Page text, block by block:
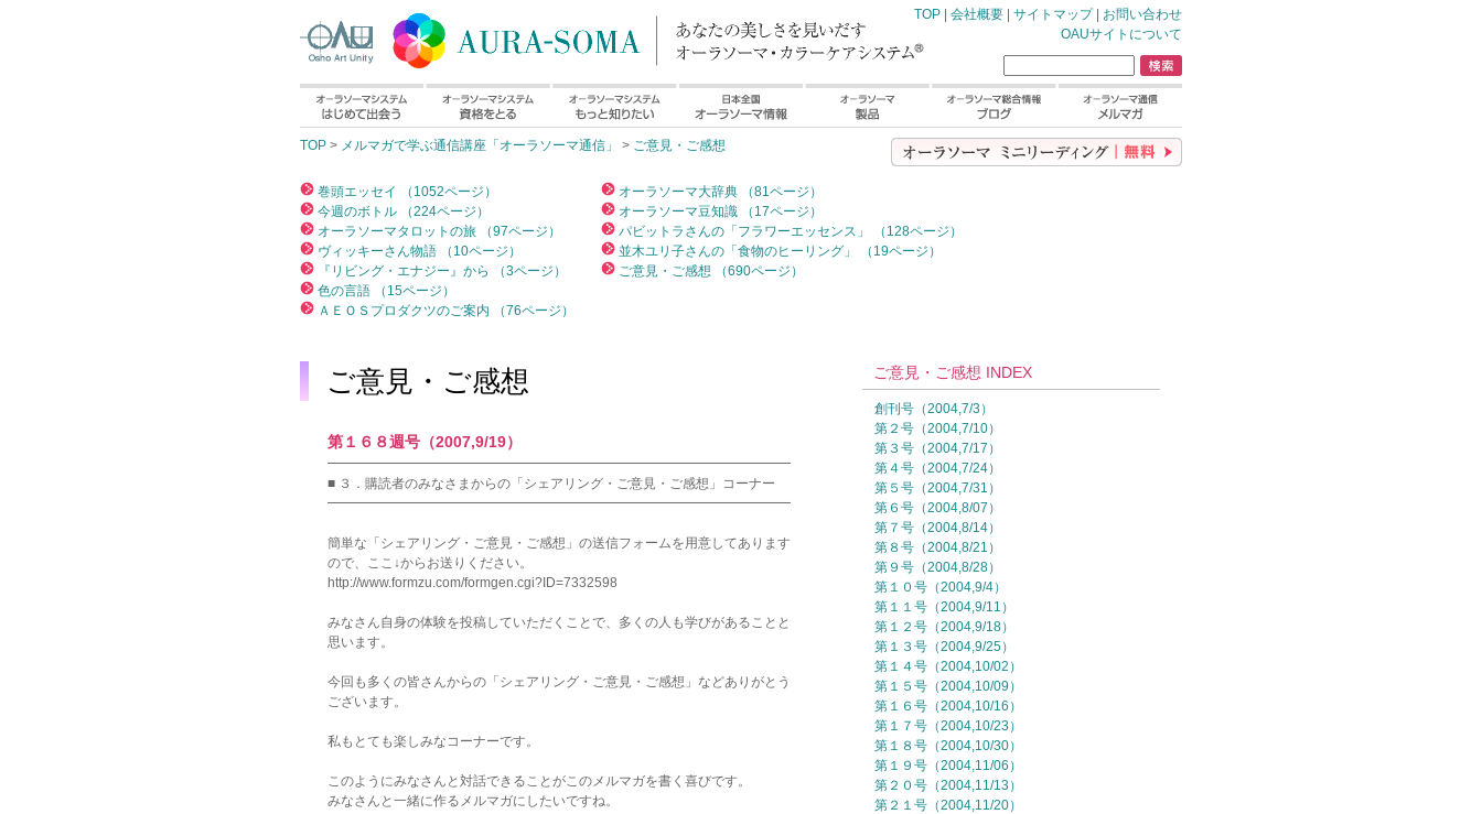
TOP | 会社概要 | サイトマップ| お問い合わせ
OAUサイトについて
TOP > メルマガで学ぶ通信講座「オーラソーマ通信」 > ご意見・ご感想
巻頭エッセイ （1052ページ）
今週のボトル （224ページ）
オーラソーマタロットの旅 （97ページ）
ヴィッキーさん物語 （10ページ）
『リビング・エナジー』から （3ページ）
色の言語 （15ページ）
ＡＥＯＳプロダクツのご案内 （76ページ）
オーラソーマ大辞典 （81ページ）
オーラソーマ豆知識 （17ページ）
パビットラさんの「フラワーエッセンス」 （128ページ）
並木ユリ子さんの「食物のヒーリング」 （19ページ）
ご意見・ご感想 （690ページ）
ご意見・ご感想
第１６８週号（2007,9/19）
━━━━━━━━━━━━━━━━━━━━━━━━━━━━━━━━━━━
■ ３．購読者のみなさまからの「シェアリング・ご意見・ご感想」コーナー
━━━━━━━━━━━━━━━━━━━━━━━━━━━━━━━━━━━
簡単な「シェアリング・ご意見・ご感想」の送信フォームを用意してあります
ので、ここ↓からお送りください。
http://www.formzu.com/formgen.cgi?ID=7332598
みなさん自身の体験を投稿していただくことで、多くの人も学びがあることと
思います。
今回も多くの皆さんからの「シェアリング・ご意見・ご感想」などありがとう
ございます。
私もとても楽しみなコーナーです。
このようにみなさんと対話できることがこのメルマガを書く喜びです。
みなさんと一緒に作るメルマガにしたいですね。
ご意見・ご感想 INDEX
創刊号（2004,7/3）
第２号（2004,7/10）
第３号（2004,7/17）
第４号（2004,7/24）
第５号（2004,7/31）
第６号（2004,8/07）
第７号（2004,8/14）
第８号（2004,8/21）
第９号（2004,8/28）
第１０号（2004,9/4）
第１１号（2004,9/11）
第１２号（2004,9/18）
第１３号（2004,9/25）
第１４号（2004,10/02）
第１５号（2004,10/09）
第１６号（2004,10/16）
第１７号（2004,10/23）
第１８号（2004,10/30）
第１９号（2004,11/06）
第２０号（2004,11/13）
第２１号（2004,11/20）